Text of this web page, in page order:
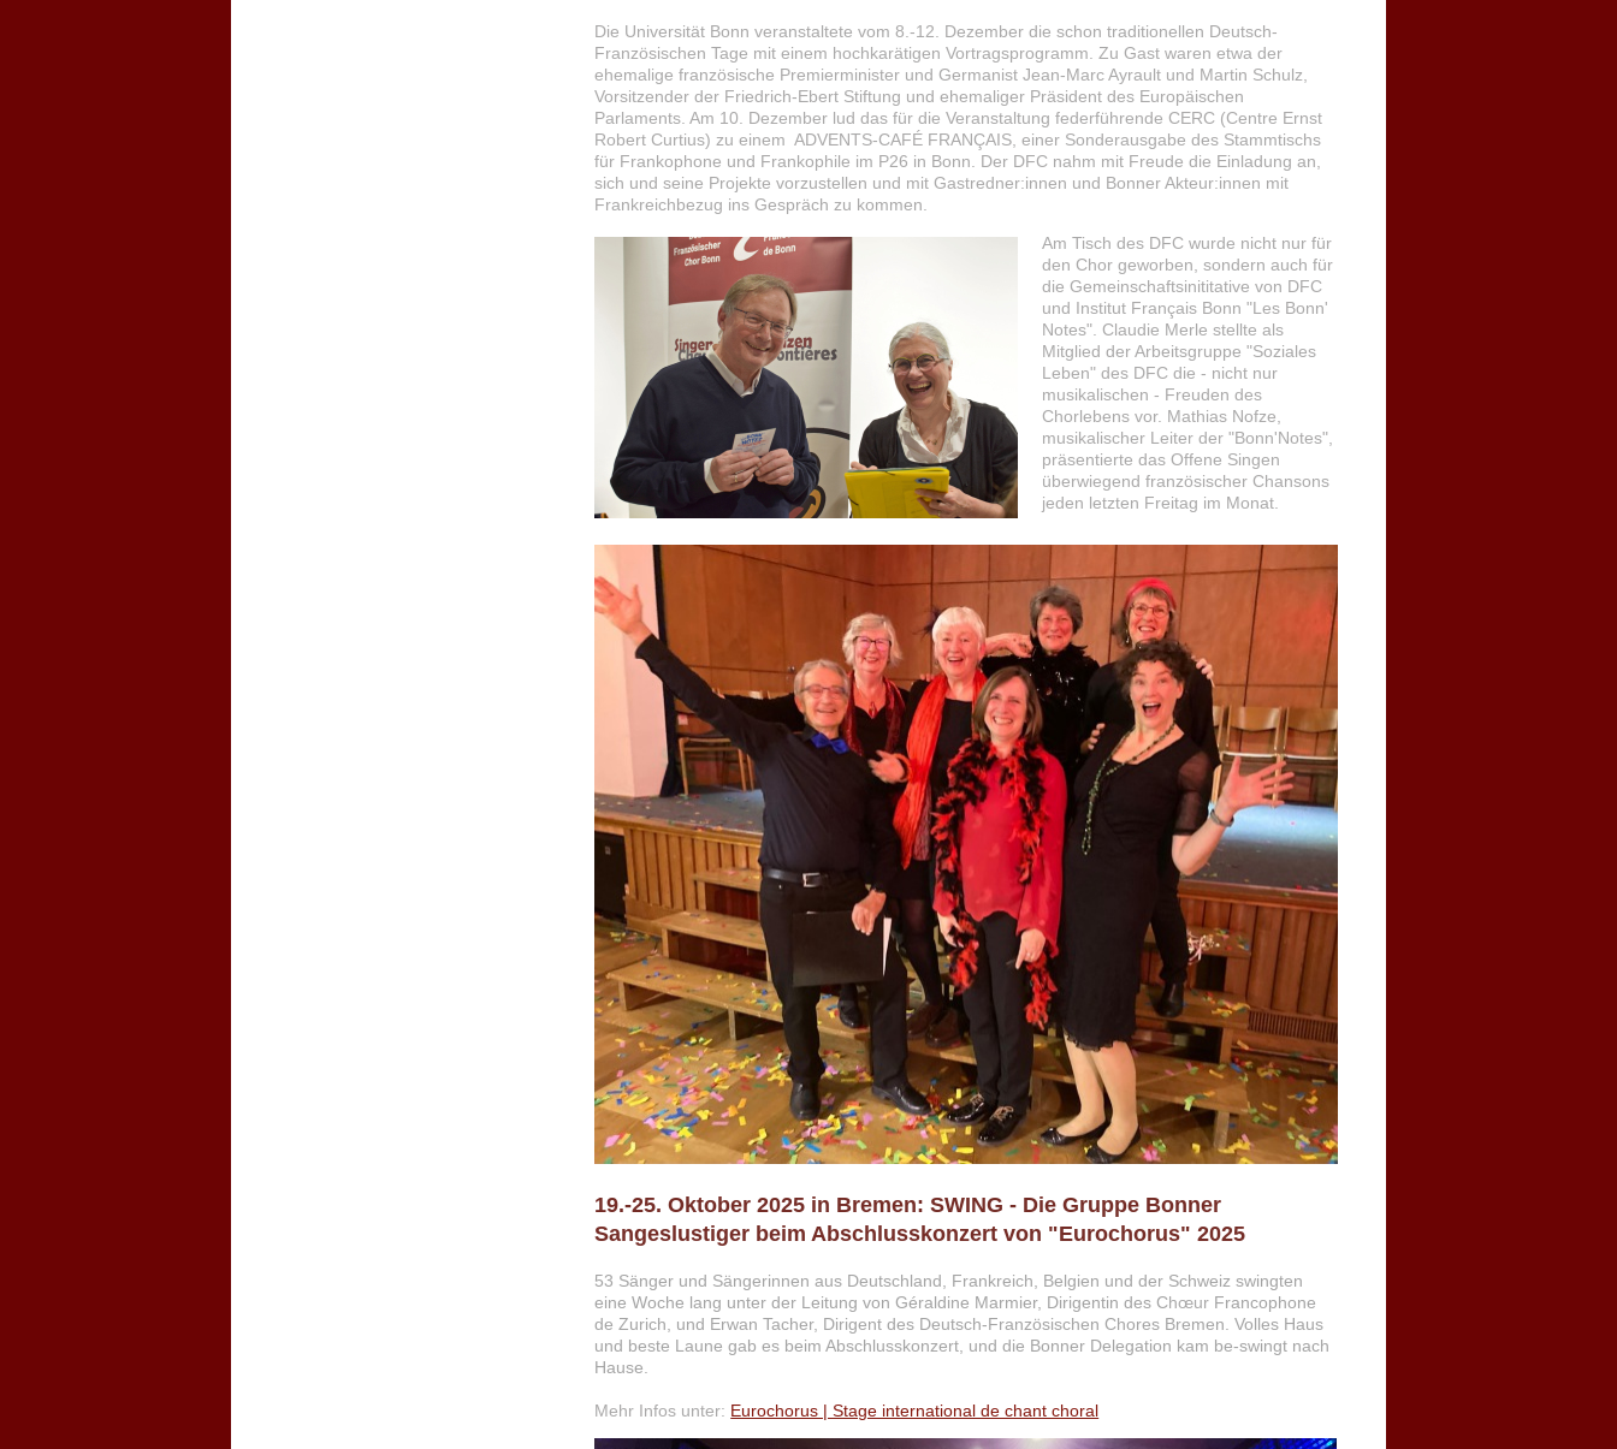
Die Universität Bonn veranstaltete vom 8.-12. Dezember die schon traditionellen Deutsch-
Französischen Tage mit einem hochkarätigen Vortragsprogramm. Zu Gast waren etwa der
ehemalige französische Premierminister und Germanist Jean-Marc Ayrault und Martin Schulz,
Vorsitzender der Friedrich-Ebert Stiftung und ehemaliger Präsident des Europäischen
Parlaments. Am 10. Dezember lud das für die Veranstaltung federführende CERC (Centre Ernst
Robert Curtius) zu einem ADVENTS-CAFÉ FRANÇAIS, einer Sonderausgabe des Stammtischs
für Frankophone und Frankophile im P26 in Bonn. Der DFC nahm mit Freude die Einladung an,
sich und seine Projekte vorzustellen und mit Gastredner:innen und Bonner Akteur:innen mit
Frankreichbezug ins Gespräch zu kommen.
Am Tisch des DFC wurde nicht nur für
den Chor geworben, sondern auch für
die Gemeinschaftsinititative von DFC
und Institut Français Bonn "Les Bonn'
Notes". Claudie Merle stellte als
Mitglied der Arbeitsgruppe "Soziales
Leben" des DFC die - nicht nur
musikalischen - Freuden des
Chorlebens vor. Mathias Nofze,
musikalischer Leiter der "Bonn'Notes",
präsentierte das Offene Singen
überwiegend französischer Chansons
jeden letzten Freitag im Monat.
19.-25. Oktober 2025 in Bremen: SWING - Die Gruppe Bonner
Sangeslustiger beim Abschlusskonzert von "Eurochorus" 2025
53 Sänger und Sängerinnen aus Deutschland, Frankreich, Belgien und der Schweiz swingten
eine Woche lang unter der Leitung von Géraldine Marmier, Dirigentin des Chœur Francophone
de Zurich, und Erwan Tacher, Dirigent des Deutsch-Französischen Chores Bremen. Volles Haus
und beste Laune gab es beim Abschlusskonzert, und die Bonner Delegation kam be-swingt nach
Hause.
Mehr Infos unter: Eurochorus | Stage international de chant choral